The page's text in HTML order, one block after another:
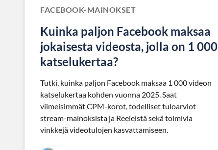
FACEBOOK-MAINOKSET
Kuinka paljon Facebook maksaa
jokaisesta videosta, jolla on 1 000
katselukertaa?
Tutki, kuinka paljon Facebook maksaa 1 000 videon
katselukertaa kohden vuonna 2025. Saat
viimeisimmät CPM-korot, todelliset tuloarviot
stream-mainoksista ja Reeleistä sekä toimivia
vinkkejä videotulojen kasvattamiseen.